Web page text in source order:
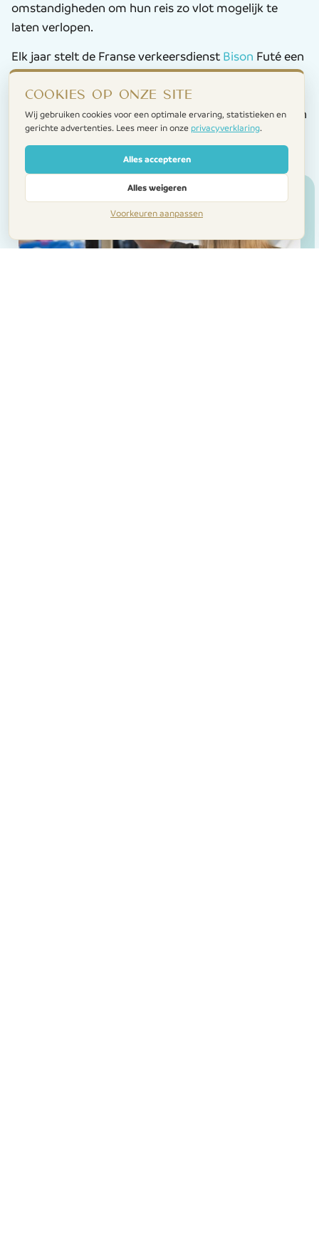
omstandigheden om hun reis zo vlot mogelijk te
laten verlopen.
Elk jaar stelt de Franse verkeersdienst Bison Futé een
‘drukke kalender’ op met daarop de zwarte
zaterdagen.
Houd er echter rekening mee dat bijna elk weekend in
de zomer een drukke periode is om te reizen.
Cookies op onze site
Wij gebruiken cookies voor een optimale ervaring, statistieken en
gerichte advertenties. Lees meer in onze privacyverklaring.
Alles accepteren
Alles weigeren
Voorkeuren aanpassen